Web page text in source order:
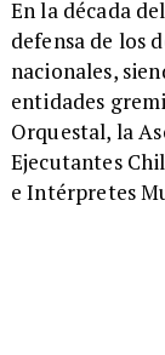
​En la década
defensa de los
nacionales,
entidades
Orquestal, la
Ejecutantes
e Intérpretes